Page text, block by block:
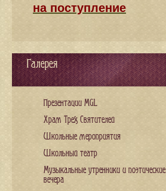
на поступление
Галерея
Презентации MGL
Храм Трех Святителей
Школьные мероприятия
Школьный театр
Музыкальные утренники и поэтические
вечера